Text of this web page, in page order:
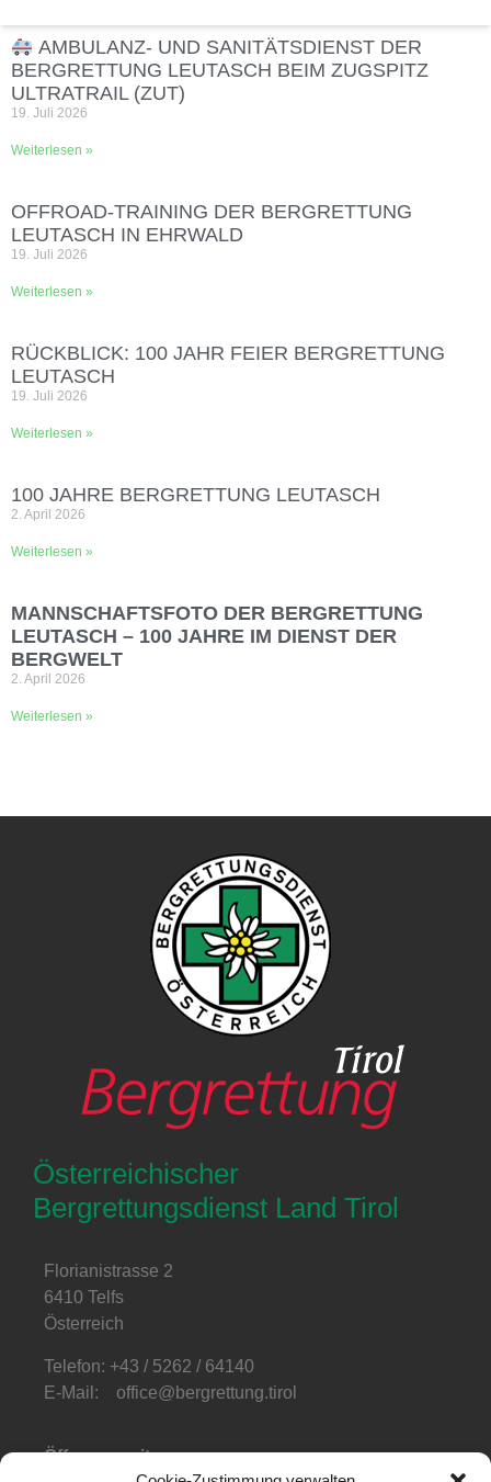
AMBULANZ- UND SANITÄTSDIENST DER
BERGRETTUNG LEUTASCH BEIM ZUGSPITZ
ULTRATRAIL (ZUT)
19. Juli 2026
Weiterlesen »
OFFROAD‑TRAINING DER BERGRETTUNG
LEUTASCH IN EHRWALD
19. Juli 2026
Weiterlesen »
RÜCKBLICK: 100 JAHR FEIER BERGRETTUNG
LEUTASCH
19. Juli 2026
Weiterlesen »
100 JAHRE BERGRETTUNG LEUTASCH
2. April 2026
Weiterlesen »
MANNSCHAFTSFOTO DER BERGRETTUNG
LEUTASCH – 100 JAHRE IM DIENST DER
BERGWELT
2. April 2026
Weiterlesen »
Österreichischer
Bergrettungsdienst Land Tirol
Florianistrasse 2
6410 Telfs
Österreich
Telefon: +43 / 5262 / 64140
E-Mail: office@bergrettung.tirol
Öffnungszeiten: